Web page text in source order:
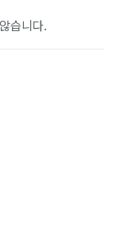
습니다.